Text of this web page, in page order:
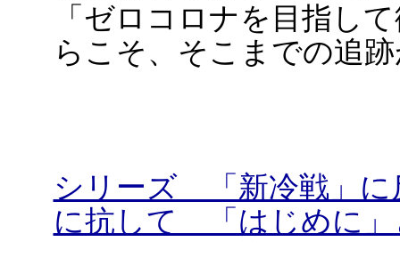
「ゼロコロナを目指し
らこそ、そこまでの追
シリーズ 「新冷戦」
に抗して 「はじめに」